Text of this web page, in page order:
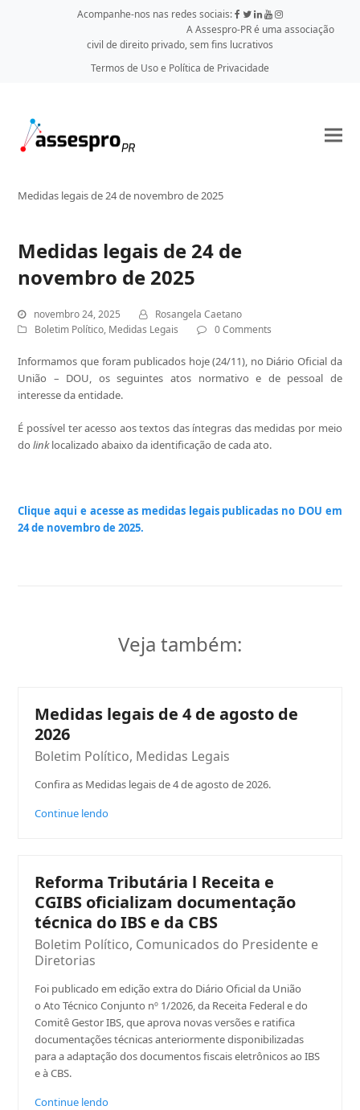
Acompanhe-nos nas redes sociais:
A Assespro-PR é uma associação
civil de direito privado, sem fins lucrativos
Termos de Uso e Política de Privacidade
Medidas legais de 24 de novembro de 2025
Medidas legais de 24 de
novembro de 2025
novembro 24, 2025
Rosangela Caetano
Boletim Político, Medidas Legais 0 Comments
Informamos que foram publicados hoje (24/11), no Diário Oficial da
União – DOU, os seguintes atos normativo e de pessoal de
interesse da entidade.
É possível ter acesso aos textos das íntegras das medidas por meio
dolinklocalizado abaixo da identificação de cada ato.
Clique aqui e acesse as medidas legais publicadas no DOU em
24 de novembro de 2025.
Veja também:
Medidas legais de 4 de agosto de
2026
Boletim Político, Medidas Legais
Confira as Medidas legais de 4 de agosto de 2026.
Continue lendo
Reforma Tributária l Receita e
CGIBS oficializam documentação
técnica do IBS e da CBS
Boletim Político, Comunicados do Presidente e
Diretorias
Foi publicado em edição extra do Diário Oficial da União
o Ato Técnico Conjunto nº 1/2026, da Receita Federal e do
Comitê Gestor IBS, que aprova novas versões e ratifica
documentações técnicas anteriormente disponibilizadas
para a adaptação dos documentos fiscais eletrônicos ao IBS
e à CBS.
Continue lendo